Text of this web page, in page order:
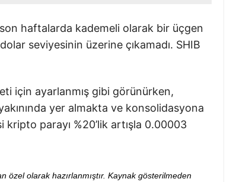
haftalarda kademeli olarak bir üçgen
seviyesinin üzerine çıkamadı. SHIB
için ayarlanmış gibi görünürken,
yer almakta ve konsolidasyona
parayı %20’lik artışla 0.00003
özel olarak hazırlanmıştır. Kaynak gösterilmeden